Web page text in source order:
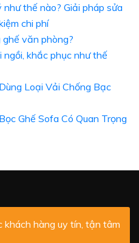
thế nào? Giải pháp sửa
chi phí
ghế văn phòng?
khắc phục như thế
Loại Vải Chống Bạc
Ghế Sofa Có Quan Trọng
khách hàng uy tín, tận tâm